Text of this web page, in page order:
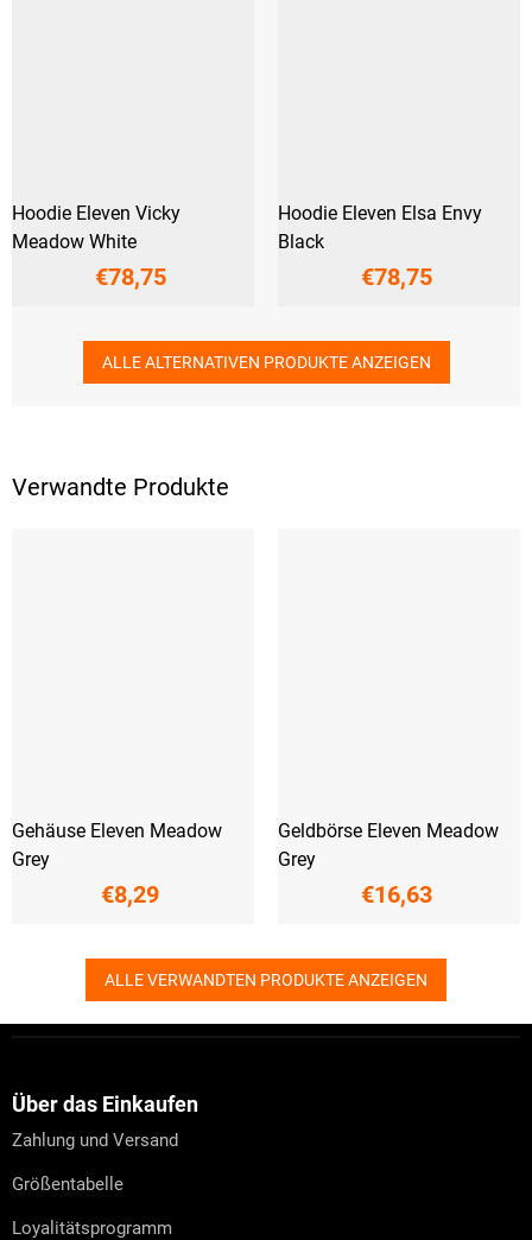
Verwandte Produkte
Gehäuse Eleven Meadow
Grey
€8,29
Geldbörse Eleven Meadow
Grey
€16,63
ALLE VERWANDTEN PRODUKTE ANZEIGEN
Hoodie Eleven Vicky
Meadow White
€78,75
Hoodie Eleven Elsa Envy
Black
€78,75
ALLE ALTERNATIVEN PRODUKTE ANZEIGEN
Über das Einkaufen
Zahlung und Versand
Größentabelle
Loyalitätsprogramm